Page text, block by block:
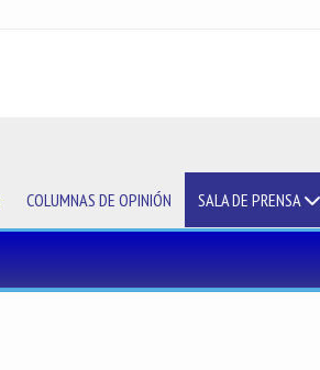
COLUMNAS DE OPINIÓN SALA DE PRENSA